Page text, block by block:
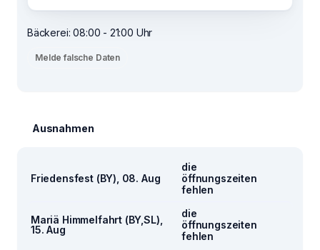
Bäckerei: 08:00 - 21:00 Uhr
Melde falsche Daten
Ausnahmen
Friedensfest (BY), 08. Aug
die
öffnungszeiten
fehlen
Mariä Himmelfahrt (BY,SL),
15. Aug
die
öffnungszeiten
fehlen